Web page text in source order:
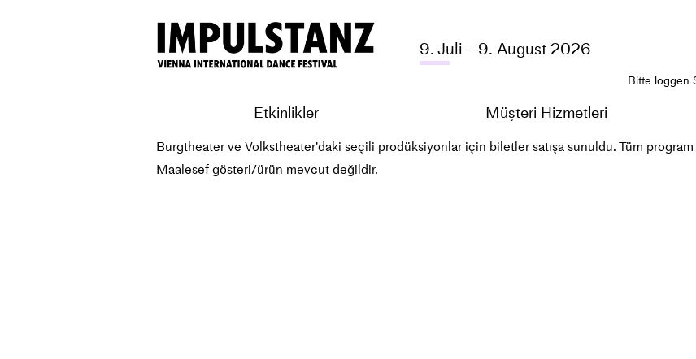
9. Juli - 9. August 2026
Bitte loggen
Etkinlikler Müşteri Hizmetleri
Burgtheater ve Volkstheater'daki seçili prodüksiyonlar için biletler satışa sunuldu. Tüm program
Maalesef gösteri/ürün mevcut değildir.